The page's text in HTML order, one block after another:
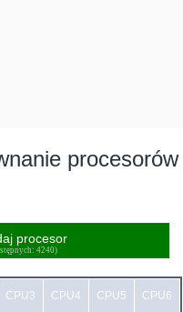
procesorów
procesor
4240)
CPU3 CPU4 CPU5 CPU6